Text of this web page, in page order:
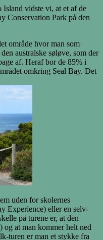
vidste vi, at et af de
Conservation Park på den
område hvor man som
australske søløve, som der
af. Heraf bor de 85% i
omkring Seal Bay. Det
uden for skolernes
Experience) eller en selv-
på turene er, at den
at man kommer helt ned
turen er man et stykke fra